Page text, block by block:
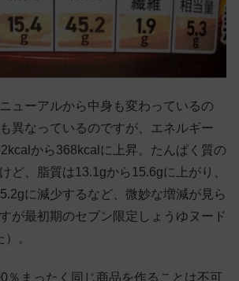
ューアルから中身も変わっているの
異なっているのですが、エネルギー
から368kcalに上昇。たんぱく質の
ど、脂質は13.1gから15.6gに上がり、
に減少するなど、微妙な増減が見ら
が最初期のセブン限定しょうゆヌード
。
％まったく同じ商品を作ることは不可